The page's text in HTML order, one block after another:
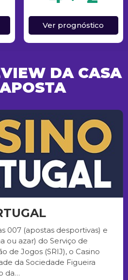
Ver prognóstico
DA CASA
007 (apostas desportivas) e
ou azar) do Serviço de
de Jogos (SRIJ), o Casino
da Sociedade Figueira
da…